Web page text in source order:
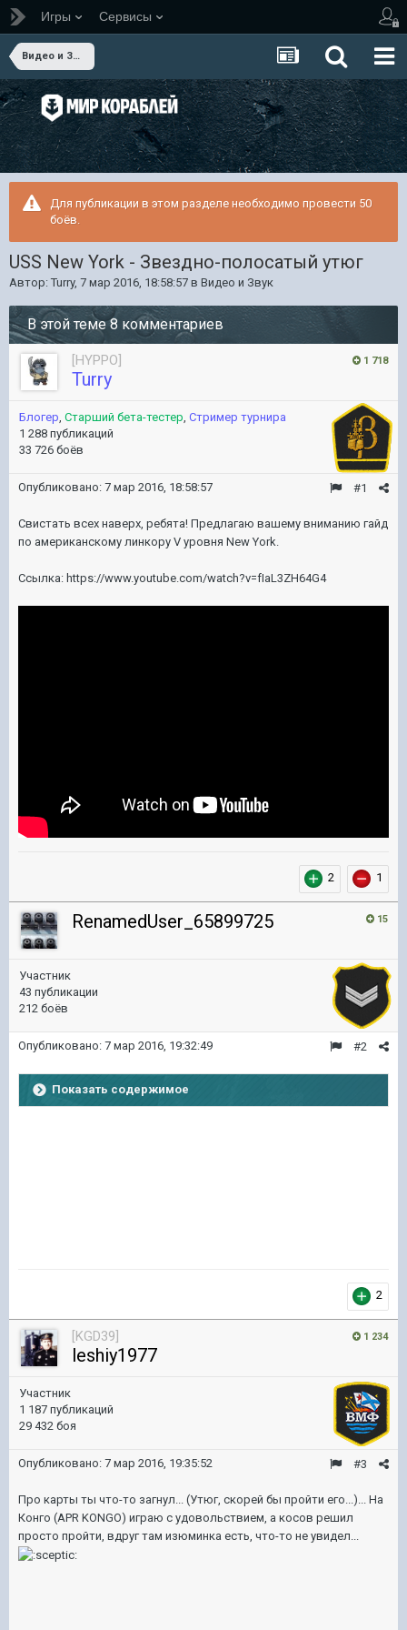
Игры Сервисы
Видео и Звук
Для публикации в этом разделе необходимо провести 50
боёв.
USS New York - Звездно-полосатый утюг
Автор: Turry, 7 мар 2016, 18:58:57 в Видео и Звук
В этой теме 8 комментариев
1 718
[HYPPO]
Turry
Блогер, Старший бета-тестер, Стример турнира
1 288 публикаций
33 726 боёв
#1
Опубликовано: 7 мар 2016, 18:58:57
Свистать всех наверх, ребята! Предлагаю вашему вниманию гайд
по американскому линкору V уровня New York.
Ссылка: https://www.youtube.com/watch?v=fIaL3ZH64G4
2 1
15
RenamedUser_65899725
Участник
43 публикации
212 боёв
#2
Опубликовано: 7 мар 2016, 19:32:49
Показать содержимое
2
1 234
[KGD39]
leshiy1977
Участник
1 187 публикаций
29 432 боя
#3
Опубликовано: 7 мар 2016, 19:35:52
Про карты ты что-то загнул... (Утюг, скорей бы пройти его...)... На
Конго (APR KONGO) играю с удовольствием, а косов решил
просто пройти, вдруг там изюминка есть, что-то не увидел...